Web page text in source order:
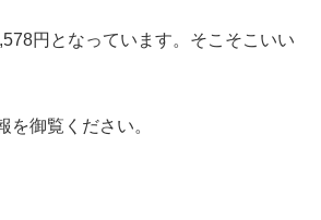
円となっています。そこそこいい
を御覧ください。